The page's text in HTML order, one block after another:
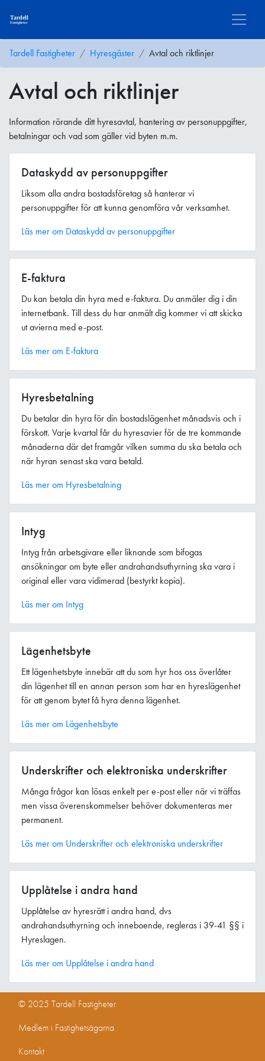
Tardell Fastigheter Hyresgäster Avtal och riktlinjer
Avtal och riktlinjer
Information rörande ditt hyresavtal, hantering av personuppgifter,
betalningar och vad som gäller vid byten m.m.
Dataskydd av personuppgifter
Liksom alla andra bostadsföretag så hanterar vi
personuppgifter för att kunna genomföra vår verksamhet.
Läs mer om Dataskydd av personuppgifter
E-faktura
Du kan betala din hyra med e-faktura. Du anmäler dig i din
internetbank. Till dess du har anmält dig kommer vi att skicka
ut avierna med e-post.
Läs mer om E-faktura
Hyresbetalning
Du betalar din hyra för din bostadslägenhet månadsvis och i
förskott. Varje kvartal får du hyresavier för de tre kommande
månaderna där det framgår vilken summa du ska betala och
när hyran senast ska vara betald.
Läs mer om Hyresbetalning
Intyg
Intyg från arbetsgivare eller liknande som bifogas
ansökningar om byte eller andrahandsuthyrning ska vara i
original eller vara vidimerad (bestyrkt kopia).
Läs mer om Intyg
Lägenhetsbyte
Ett lägenhetsbyte innebär att du som hyr hos oss överlåter
din lägenhet till en annan person som har en hyreslägenhet
för att genom bytet få hyra denna lägenhet.
Läs mer om Lägenhetsbyte
Underskrifter och elektroniska underskrifter
Många frågor kan lösas enkelt per e-post eller när vi träffas
men vissa överenskommelser behöver dokumenteras mer
permanent.
Läs mer om Underskrifter och elektroniska underskrifter
Upplåtelse i andra hand
Upplåtelse av hyresrätt i andra hand, dvs
andrahandsuthyrning och inneboende, regleras i 39-41 §§ i
Hyreslagen.
Läs mer om Upplåtelse i andra hand
© 2025 Tardell Fastigheter
Medlem i Fastighetsägarna
Kontakt